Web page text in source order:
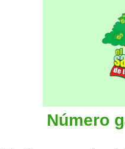
Número